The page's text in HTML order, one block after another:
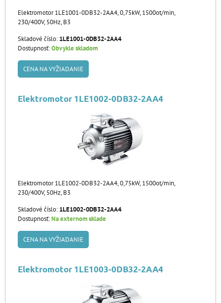
Elektromotor 1LE1001-0DB32-2AA4, 0,75kW, 1500ot/min,
230/400V, 50Hz, B3
Skladové číslo: 1LE1001-0DB32-2AA4
Dostupnosť:Obvykle skladom
CENA NA VYŽIADANIE
Elektromotor 1LE1002-0DB32-2AA4
Elektromotor 1LE1002-0DB32-2AA4, 0,75kW, 1500ot/min,
230/400V, 50Hz, B3
Skladové číslo: 1LE1002-0DB32-2AA4
Dostupnosť:Na externom sklade
CENA NA VYŽIADANIE
Elektromotor 1LE1003-0DB32-2AA4